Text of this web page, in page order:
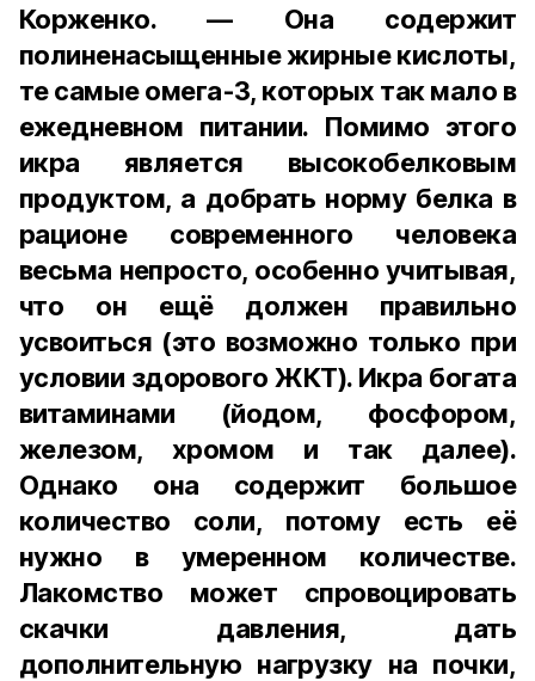
Корженко. — Она содержит
полиненасыщенные жирные кислоты,
те самые омега-3, которых так мало в
ежедневном питании. Помимо этого
икра является высокобелковым
продуктом, а добрать норму белка в
рационе современного человека
весьма непросто, особенно учитывая,
что он ещё должен правильно
усвоиться (это возможно только при
условии здорового ЖКТ). Икра богата
витаминами (йодом, фосфором,
железом, хромом и так далее).
Однако она содержит большое
количество соли, потому есть её
нужно в умеренном количестве.
Лакомство может спровоцировать
скачки давления, дать
дополнительную нагрузку на почки,